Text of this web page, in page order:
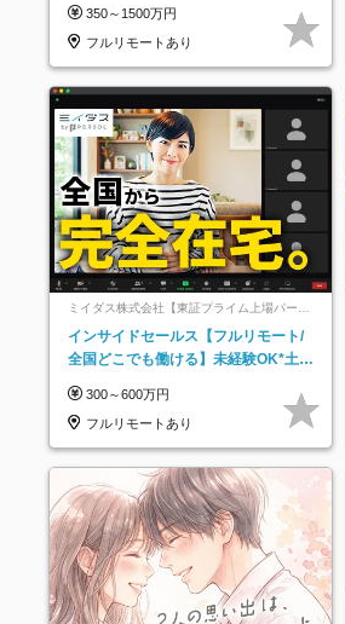
350～1500万円
フルリモートあり
ミイダス株式会社【東証プライム上場パーソ
インサイドセールス【フルリモート/
全国どこでも働ける】未経験OK*土日
300～600万円
フルリモートあり